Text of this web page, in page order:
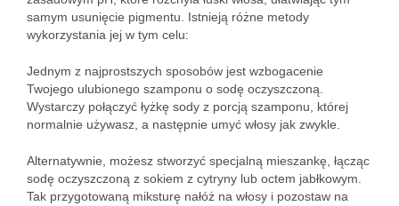
samym usunięcie pigmentu. Istnieją różne metody
wykorzystania jej w tym celu:
Jednym z najprostszych sposobów jest wzbogacenie
Twojego ulubionego szamponu o sodę oczyszczoną.
Wystarczy połączyć łyżkę sody z porcją szamponu, której
normalnie używasz, a następnie umyć włosy jak zwykle.
Alternatywnie, możesz stworzyć specjalną mieszankę, łącząc
sodę oczyszczoną z sokiem z cytryny lub octem jabłkowym.
Tak przygotowaną miksturę nałóż na włosy i pozostaw na